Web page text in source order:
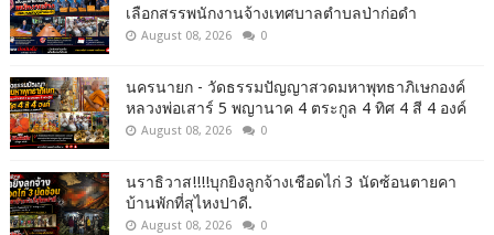
เลือกสรรพนักงานจ้างเทศบาลตำบลป่าก่อดำ
August 08, 2026 0
นครนายก - วัดธรรมปัญญาสวดมหาพุทธาภิเษกองค์
หลวงพ่อเสาร์ 5 พญานาค 4 ตระกูล 4 ทิศ 4 สี 4 องค์
August 08, 2026 0
นราธิวาส!!!!บุกยิงลูกจ้างเชือดไก่ 3 นัดซ้อนตายคา
บ้านพักที่สุไหงปาดี.
August 08, 2026 0